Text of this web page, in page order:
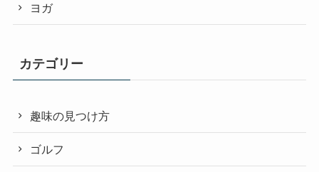
ヨガ
カテゴリー
趣味の見つけ方
ゴルフ